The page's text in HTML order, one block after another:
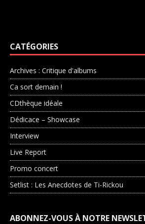
CATÉGORIES
Archives : Critique d'albums
Ca sort demain !
CDthèque idéale
Dédicace – Showcase
Interview
Live Report
Promo concert
Setlist : Les Anecdotes de Ti-Rickou
ABONNEZ-VOUS À NOTRE